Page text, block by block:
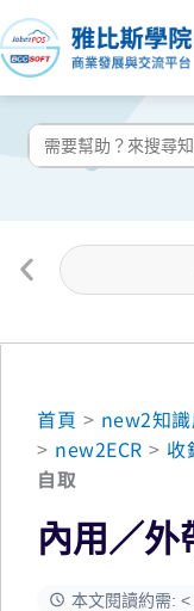
至
主
搜
尋:
首頁 > new2知
> new2ECR > 收
自取
內用／外
本文閱讀約需: